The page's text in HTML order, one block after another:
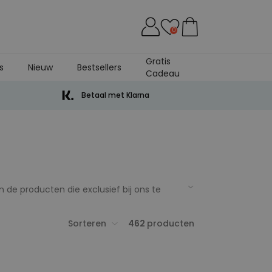
0
Nieuw Bestsellers
Gratis
Cadeau
Betaal met Klarna
de producten die exclusief bij ons te
Sorteren 462 producten